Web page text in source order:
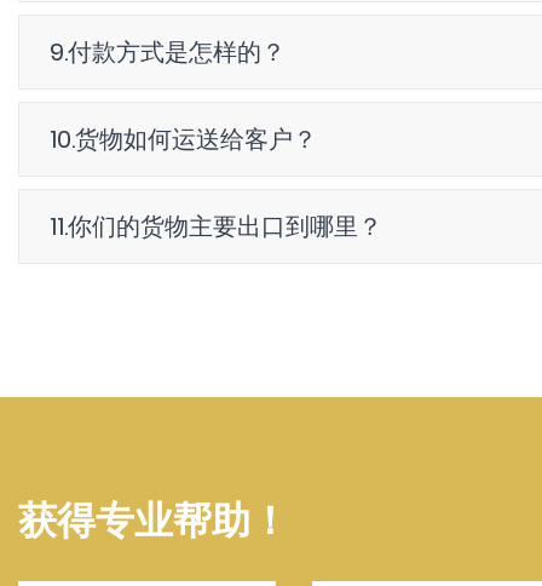
9.付款方式是怎样的？
10.货物如何运送给客户？
11.你们的货物主要出口到哪里？
获得专业帮助！